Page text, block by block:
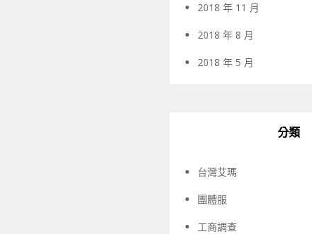
2018 年 11 月
2018 年 8 月
2018 年 5 月
分類
台灣艾瑪
團體服
工商調查